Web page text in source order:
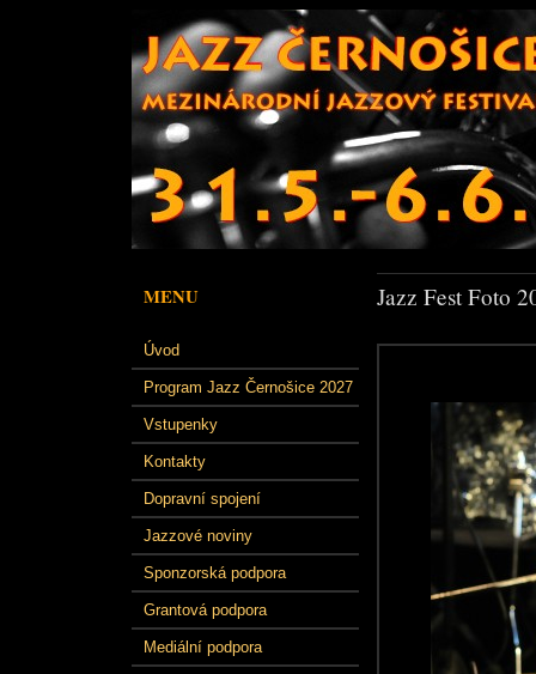
MENU
Úvod
Program Jazz Černošice 2027
Vstupenky
Kontakty
Dopravní spojení
Jazzové noviny
Sponzorská podpora
Grantová podpora
Mediální podpora
Jazz Fest Foto